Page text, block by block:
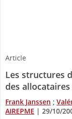
Article
Les structures
des
Frank Janssen ;
AIREPME | 29/10/